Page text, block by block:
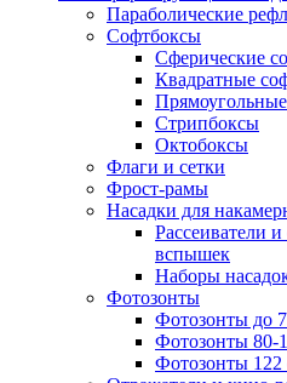
Параболические
Софтбоксы
Сферические
Квадратные
Стрипбоксы
Октобоксы
Флаги и сетки
Фрост-рамы
Насадки для
Рассеиватели
вспышек
Наборы
Фотозонты
Фотозонты до
Фотозонты 80-
Фотозонты 122